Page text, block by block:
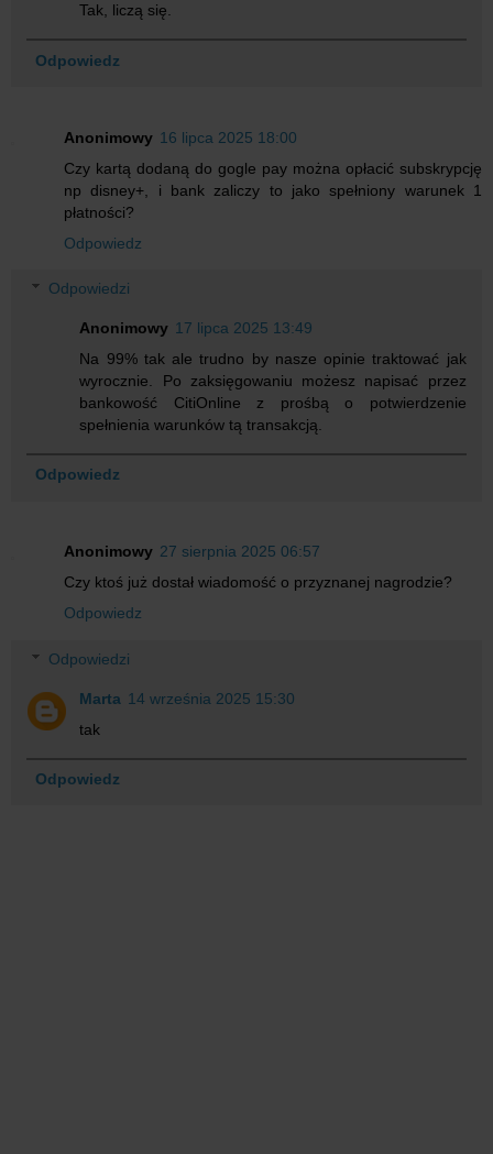
Tak, liczą się.
Odpowiedz
Anonimowy 16 lipca 2025 18:00
Czy kartą dodaną do gogle pay można opłacić subskrypcję
np disney+, i bank zaliczy to jako spełniony warunek 1
płatności?
Odpowiedz
Odpowiedzi
Anonimowy 17 lipca 2025 13:49
Na 99% tak ale trudno by nasze opinie traktować jak
wyrocznie. Po zaksięgowaniu możesz napisać przez
bankowość CitiOnline z prośbą o potwierdzenie
spełnienia warunków tą transakcją.
Odpowiedz
Anonimowy 27 sierpnia 2025 06:57
Czy ktoś już dostał wiadomość o przyznanej nagrodzie?
Odpowiedz
Odpowiedzi
Marta 14 września 2025 15:30
tak
Odpowiedz